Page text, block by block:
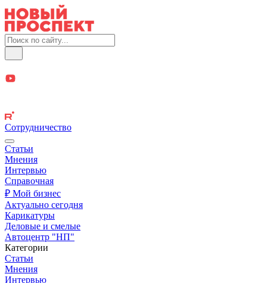
Сотрудничество
Статьи
Мнения
Интервью
Справочная
₽ Мой бизнес
Актуально сегодня
Карикатуры
Деловые и смелые
Автоцентр "НП"
Категории
Статьи
Мнения
Интервью